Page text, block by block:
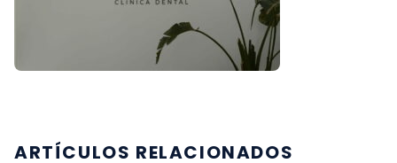
ARTÍCULOS RELACIONADOS